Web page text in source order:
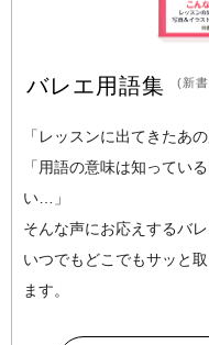
バレエ用語集 (新
「レッスンに出てきたあ
「用語の意味は知ってい
い…」
そんな声にお応えするバ
いつでもどこでもサッと
ます。